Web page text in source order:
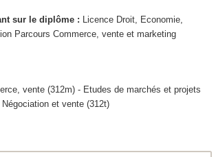
sur le diplôme : Licence Droit, Economie,
Parcours Commerce, vente et marketing
vente (312m) - Etudes de marchés et projets
et vente (312t)